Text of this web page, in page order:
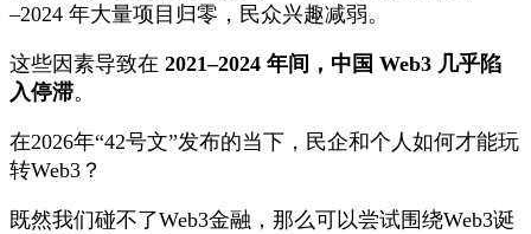
–2024 年大量项目归零，民众兴趣减弱。
这些因素导致在 2021–2024 年间，中国 Web3 几乎陷
入停滞。
在2026年“42号文”发布的当下，民企和个人如何才能玩
转Web3？
既然我们碰不了Web3金融，那么可以尝试围绕Web3诞